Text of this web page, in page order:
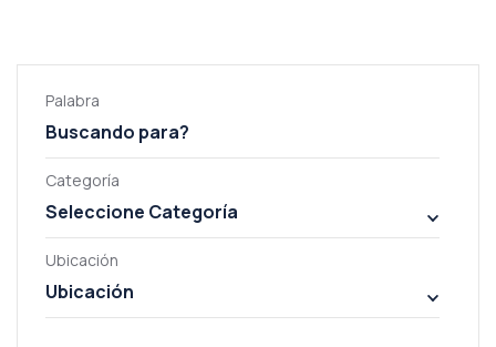
Palabra
Categoría
Seleccione Categoría
Ubicación
Ubicación